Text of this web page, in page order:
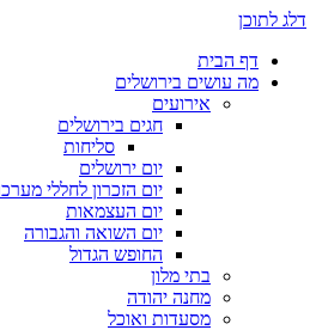
הבית
עושים בירושלים
אירועים
חגים בירושלים
סליחות
יום ירושלים
יום הזכרון לחללי מערכות ישראל
יום העצמאות
יום השואה והגבורה
החופש הגדול
בתי מלון
מחנה יהודה
מסעדות ואוכל